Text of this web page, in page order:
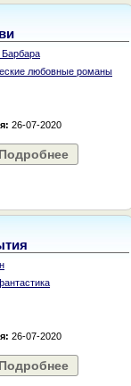
Барбара
любовные романы
26-07-2020
Подробнее
26-07-2020
Подробнее